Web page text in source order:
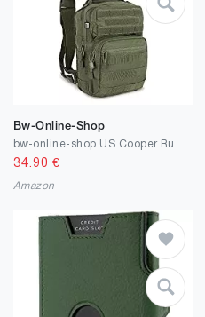
Bw-Online-Shop
34.90 €
Amazon